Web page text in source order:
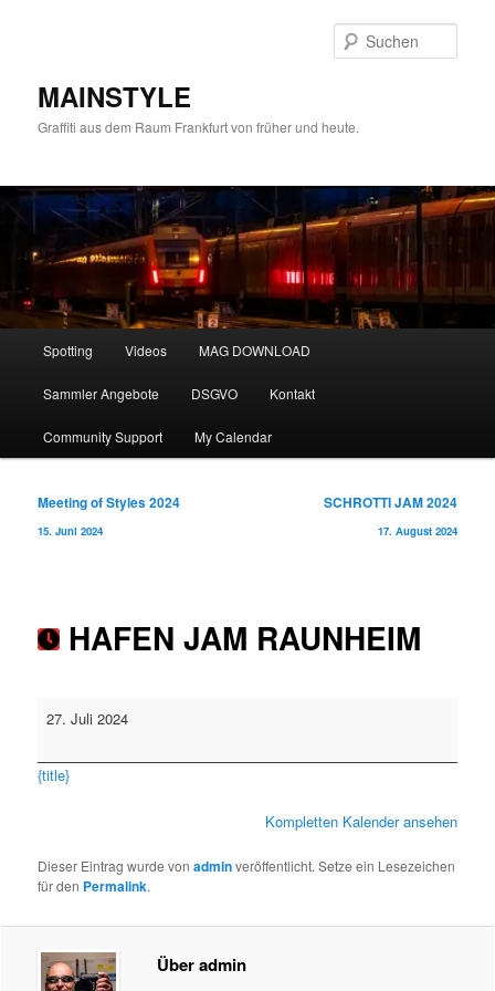
MAINSTYLE
Graffiti aus dem Raum Frankfurt von früher und heute.
Spotting Videos MAG DOWNLOAD
Sammler Angebote DSGVO Kontakt
Community Support My Calendar
Beitragsnavigation
Meeting of Styles 2024
15. Juni 2024
SCHROTTI JAM 2024
17. August 2024
HAFEN JAM RAUNHEIM
HAFEN
JAM
27. Juli 2024
{title}
Kompletten Kalender ansehen
Dieser Eintrag wurde vonadminveröffentlicht. Setze ein Lesezeichen
für den Permalink.
Über admin